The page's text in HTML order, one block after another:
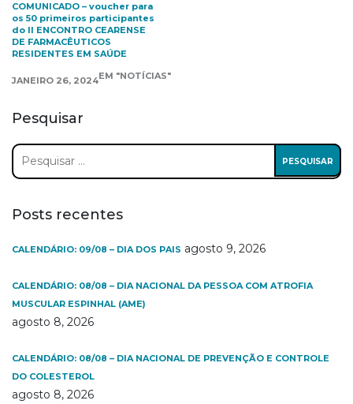
COMUNICADO – voucher para
os 50 primeiros participantes
do II ENCONTRO CEARENSE
DE FARMACÊUTICOS
RESIDENTES EM SAÚDE
JANEIRO 26, 2024EM "NOTÍCIAS"
Pesquisar
Pesquisar
por:
Posts recentes
CALENDÁRIO: 09/08 – DIA DOS PAIS agosto 9, 2026
CALENDÁRIO: 08/08 – DIA NACIONAL DA PESSOA COM ATROFIA
MUSCULAR ESPINHAL (AME)
agosto 8, 2026
CALENDÁRIO: 08/08 – DIA NACIONAL DE PREVENÇÃO E CONTROLE
DO COLESTEROL
agosto 8, 2026